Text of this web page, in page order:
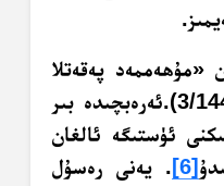
«مۇھەممەد پەقەتلا
بىر رەسۇلدۇر» (ئال ئىمران3/144).ئەرەبچىدە بىر
ئۈستىگە ئالغان
[6]
. يەنى رەسۇل